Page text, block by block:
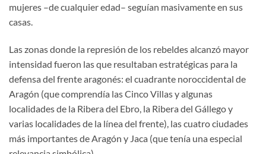
mujeres –de cualquier edad– seguían masivamente en sus
casas.
Las zonas donde la represión de los rebeldes alcanzó mayor
intensidad fueron las que resultaban estratégicas para la
defensa del frente aragonés: el cuadrante noroccidental de
Aragón (que comprendía las Cinco Villas y algunas
localidades de la Ribera del Ebro, la Ribera del Gállego y
varias localidades de la línea del frente), las cuatro ciudades
más importantes de Aragón y Jaca (que tenía una especial